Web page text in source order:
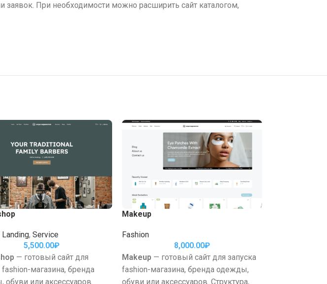
При необходимости можно расширить сайт каталогом,
Landing, Service
5,500.00₽
— готовый сайт для
fashion-магазина, бренда
или аксессуаров.
Makeup
Fashion
8,000.00₽
Makeup — готовый сайт для запуска
fashion-магазина, бренда одежды,
обуви или аксессуаров. Структура,